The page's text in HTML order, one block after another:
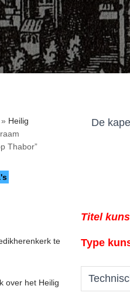
» Heilig
Thabor”
te
over het Heilig
De
Titel
Type